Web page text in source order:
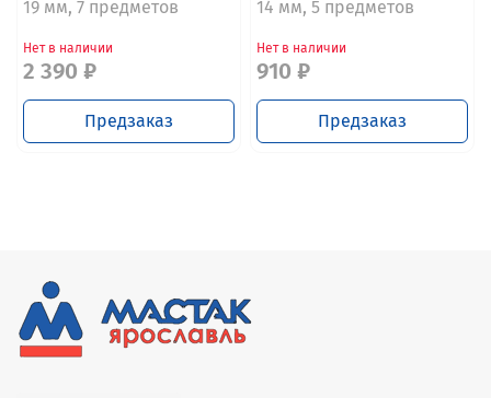
19 мм, 7 предметов
Нет в наличии
2 390 ₽
Предзаказ
14 мм, 5 предметов
Нет в наличии
910 ₽
Предзаказ